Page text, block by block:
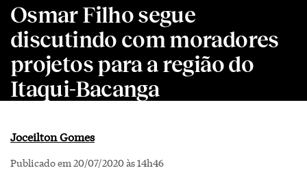
Osmar Filho segue
discutindo com moradores
projetos para a região do
Itaqui-Bacanga
Joceilton Gomes
Publicado em 20/07/2020 às 14h46